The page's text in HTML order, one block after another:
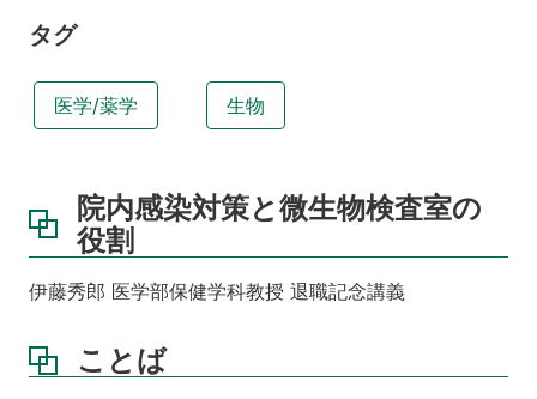
タグ
医学/薬学 生物
院内感染対策と微生物検査室の
役割
伊藤秀郎 医学部保健学科教授 退職記念講義
ことば